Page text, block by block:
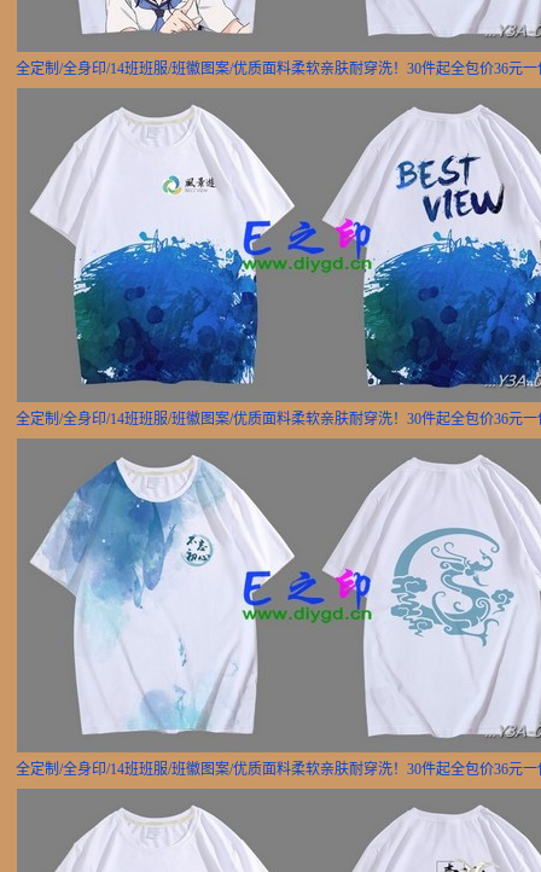
全定制/全身印/14班班服/班徽图案/优质面料柔软亲肤耐穿洗！30件起全包价36元一
全定制/全身印/14班班服/班徽图案/优质面料柔软亲肤耐穿洗！30件起全包价36元一
全定制/全身印/14班班服/班徽图案/优质面料柔软亲肤耐穿洗！30件起全包价36元一